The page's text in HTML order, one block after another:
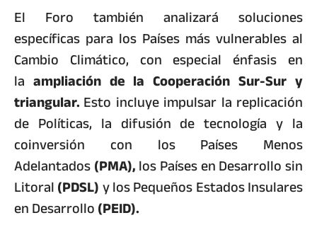
El Foro también analizará soluciones
específicas para los Países más vulnerables al
Cambio Climático, con especial énfasis en
la ampliación de la Cooperación Sur-Sur y
triangular.Esto incluye impulsar la replicación
de Políticas, la difusión de tecnología y la
coinversión con los Países Menos
Adelantados(PMA),los Países en Desarrollo sin
Litoral(PDSL)y los Pequeños Estados Insulares
en Desarrollo(PEID).